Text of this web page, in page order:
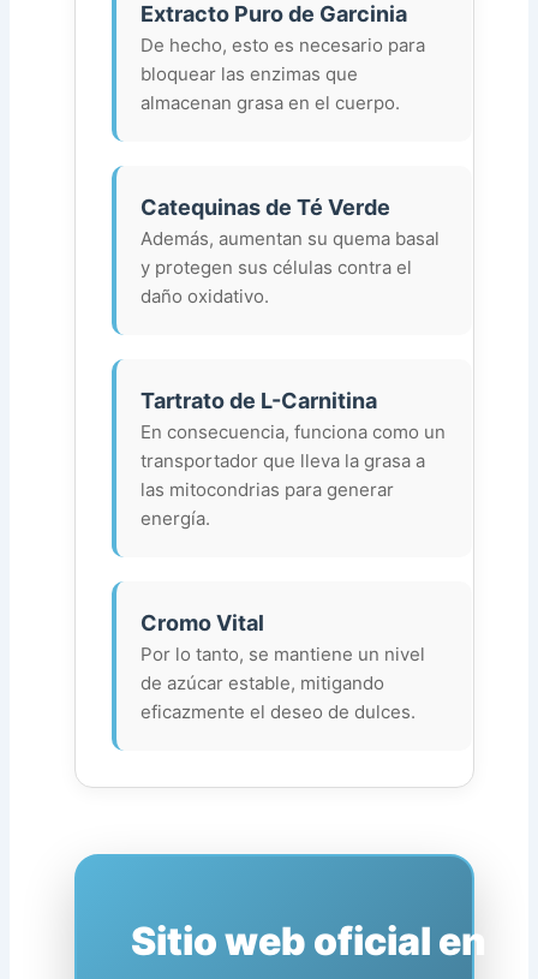
Extracto Puro de Garcinia
De hecho, esto es necesario para
bloquear las enzimas que
almacenan grasa en el cuerpo.
Catequinas de Té Verde
Además, aumentan su quema basal
y protegen sus células contra el
daño oxidativo.
Tartrato de L-Carnitina
En consecuencia, funciona como un
transportador que lleva la grasa a
las mitocondrias para generar
energía.
Cromo Vital
Por lo tanto, se mantiene un nivel
de azúcar estable, mitigando
eficazmente el deseo de dulces.
Sitio web oficial en